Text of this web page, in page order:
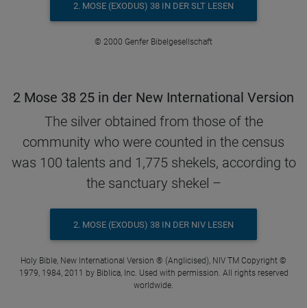
2. MOSE (EXODUS) 38 IN DER SLT LESEN
© 2000 Genfer Bibelgesellschaft
2 Mose 38 25 in der New International Version
The silver obtained from those of the
community who were counted in the census
was 100 talents and 1,775 shekels, according to
the sanctuary shekel –
2. MOSE (EXODUS) 38 IN DER NIV LESEN
Holy Bible, New International Version ® (Anglicised), NIV TM Copyright ©
1979, 1984, 2011 by Biblica, Inc. Used with permission. All rights reserved
worldwide.